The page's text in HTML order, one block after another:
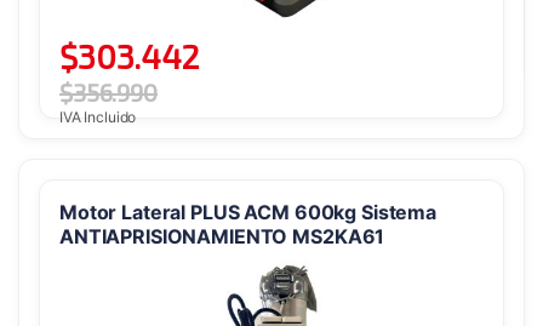
$303.442
$356.990
IVA Incluido
Motor Lateral PLUS ACM 600kg Sistema
ANTIAPRISIONAMIENTO MS2KA61